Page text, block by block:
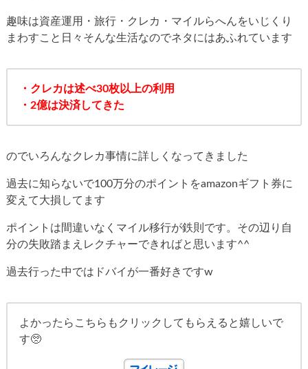
趣味は資産運用・旅行・クレカ・マイルらへんをいじくり
まわすこと日々そんな生活なのでネタにはあふれています
・クレカは述べ30枚以上の利用
・2億は決済してきた
のでいろんなクレカ事情に詳しくなってきました
過去に知らないで100万分のポイントをamazonギフト券に
変えて大損してます
ポイントは間違いなくマイル移行が鉄則です。その辺り自
分の失敗踏まえレクチャーできればと思います^^
過去行った中ではドバイが一番好きですw
よかったらこちらもクリックしてもらえると嬉しいで
す🥺